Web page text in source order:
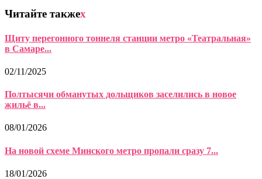
Читайте такжеx
Щиту перегонного тоннеля станции метро «Театральная»
в Самаре...
02/11/2025
Полтысячи обманутых дольщиков заселились в новое
жильё в...
08/01/2026
На новой схеме Минского метро пропали сразу 7...
18/01/2026